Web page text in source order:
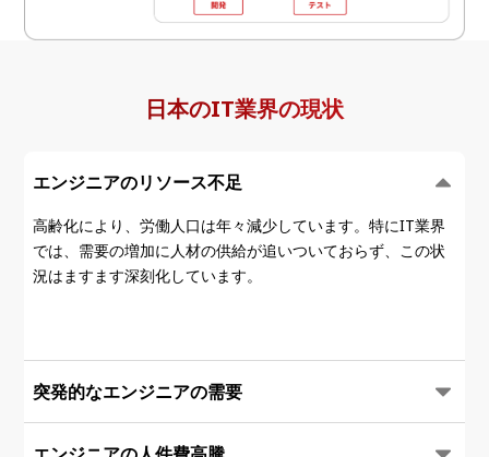
日本のIT業界の現状
エンジニアのリソース不足
高齢化により、労働人口は年々減少しています。特にIT業界
では、需要の増加に人材の供給が追いついておらず、この状
況はますます深刻化しています。
突発的なエンジニアの需要